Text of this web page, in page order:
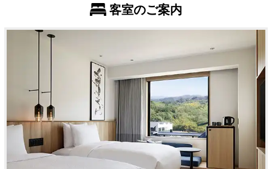
客室のご案内